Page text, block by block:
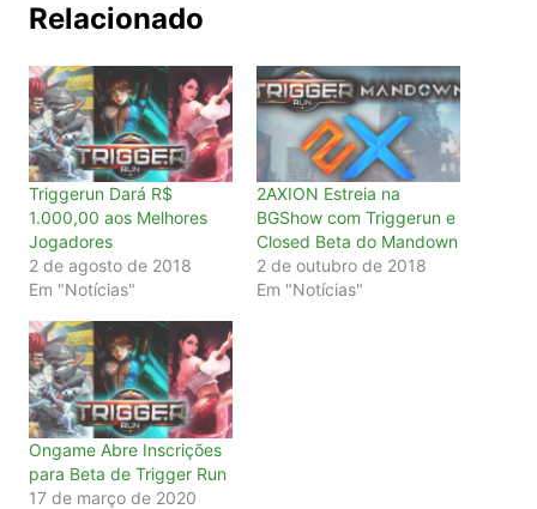
Relacionado
Triggerun Dará R$
1.000,00 aos Melhores
Jogadores
2 de agosto de 2018
Em "Notícias"
2AXION Estreia na
BGShow com Triggerun e
Closed Beta do Mandown
2 de outubro de 2018
Em "Notícias"
Ongame Abre Inscrições
para Beta de Trigger Run
17 de março de 2020